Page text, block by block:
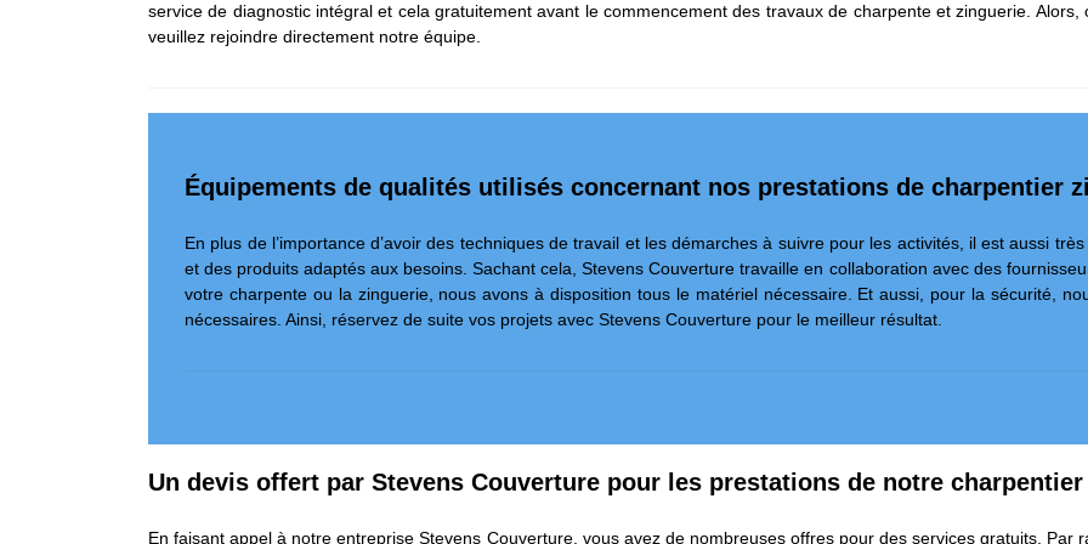
service de diagnostic intégral et cela gratuitement avant le commencement des travaux de charpente et zinguerie.
veuillez rejoindre directement notre équipe.
Équipements de qualités utilisés concernant nos prestations de charpentier
En plus de l’importance d’avoir des techniques de travail et les démarches à suivre pour les activités, il est aussi
et des produits adaptés aux besoins. Sachant cela, Stevens Couverture travaille en collaboration avec des
votre charpente ou la zinguerie, nous avons à disposition tous le matériel nécessaire. Et aussi, pour la sécurité,
nécessaires. Ainsi, réservez de suite vos projets avec Stevens Couverture pour le meilleur résultat.
Un devis offert par Stevens Couverture pour les prestations de notre
En faisant appel à notre entreprise Stevens Couverture, vous avez de nombreuses offres pour des services gratuits. Par